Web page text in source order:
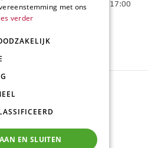
10:00 - 17:00
Borghuis
met ons
verder
EN SLUITEN